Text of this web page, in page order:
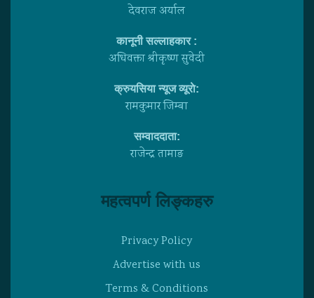
देवराज अर्याल
कानूनी सल्लाहकार :
अधिवक्ता श्रीकृष्ण सुवेदी
क्रुयसिया न्यूज व्यूराे:
रामकुमार जिम्बा
सम्वाददाता:
राजेन्द्र तामाङ
महत्वपर्ण लिङ्कहरु
Privacy Policy
Advertise with us
Terms & Conditions